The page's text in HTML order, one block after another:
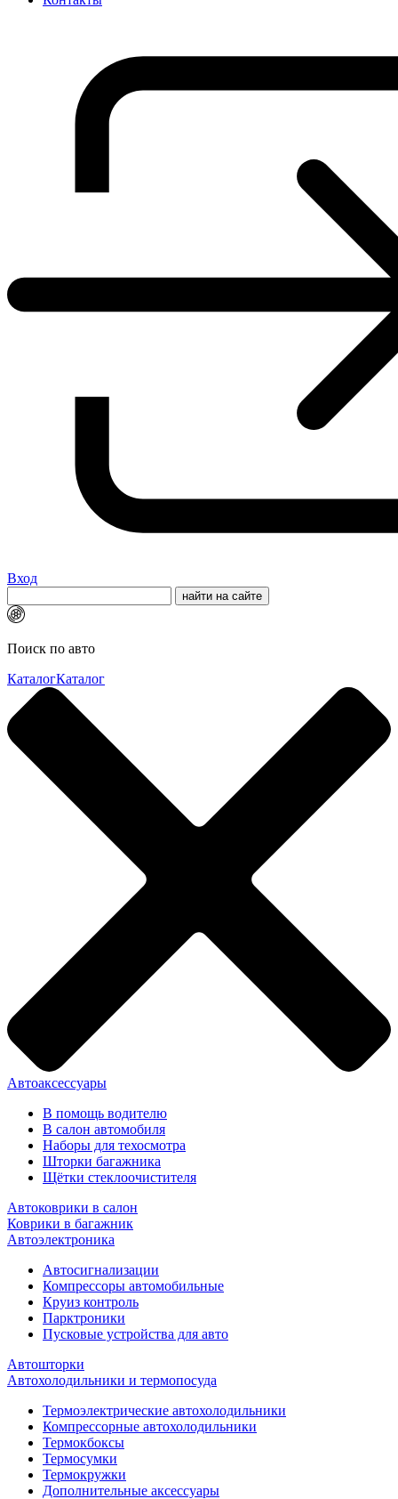
Вход
Поиск по авто
КаталогКаталог
Автоаксессуары
В помощь водителю
В салон автомобиля
Наборы для техосмотра
Шторки багажника
Щётки стеклоочистителя
Автоковрики в салон
Коврики в багажник
Автоэлектроника
Автосигнализации
Компрессоры автомобильные
Круиз контроль
Парктроники
Пусковые устройства для авто
Автошторки
Автохолодильники и термопосуда
Термоэлектрические автохолодильники
Компрессорные автохолодильники
Термокбоксы
Термосумки
Термокружки
Дополнительные аксессуары